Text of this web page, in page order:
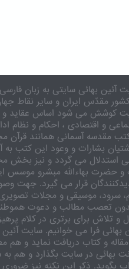
آئین بهائی سایتی به زبان
مقدّس ایران و سایر نقاط
کوشش می شود اساس عقاید و
و اقتصادی ، احکام و نظام
مقدسه آسمانی همانند قرآن
بشارات و وعود این کتب
استدلال می گردد و نیز بخش
و حضرت بهاءالله مبشرو موسس
قرار می گیرد. جهت
سرود، موسیقی و مجلات
تعصب مطالب و دعوت
و تلاش برای برتری در کلام
بهائی فرا می خوانیم. سایت
و کتاب دریافت نماید و هم
بهائی در سایت بگذارد و هم
بگوید. ذکر این نکته نیز